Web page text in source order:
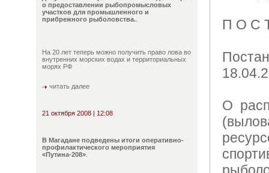
о предоставлении рыбопромысловых
участков для промышленного и
прибрежного рыболовства.
На 20 лет теперь можно получить право лова во
внутренних морских водах и территориальных
морях РФ
читать далее
21 октября 2008 | 12:08
В Магадане подведены итоги оперативно-
профилактического мероприятия
«Путина-208»
П О С
О